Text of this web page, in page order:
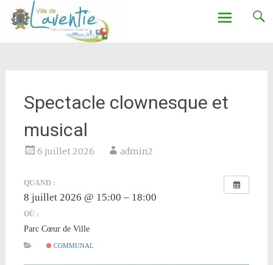
Ville de Laventie
Spectacle clownesque et
musical
6 juillet 2026 admin2
QUAND :
8 juillet 2026 @ 15:00 – 18:00
OÙ :
Parc Cœur de Ville
COMMUNAL